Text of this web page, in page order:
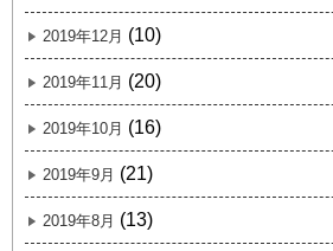
2019年12月 (10)
2019年11月 (20)
2019年10月 (16)
2019年9月 (21)
2019年8月 (13)